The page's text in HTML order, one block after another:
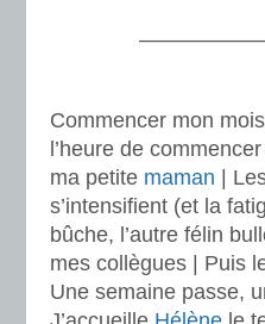
Commencer mon
l’heure de
ma petite maman |
s’intensifient (et la
bûche, l’autre félin
mes collègues | Puis
Une semaine passe,